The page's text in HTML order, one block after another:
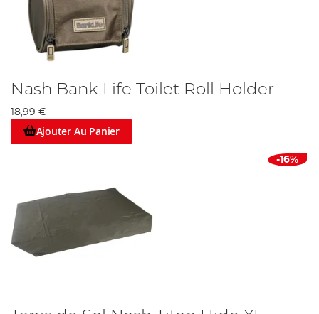
Nash Bank Life Toilet Roll Holder
18,99 €
Ajouter Au Panier
-16%